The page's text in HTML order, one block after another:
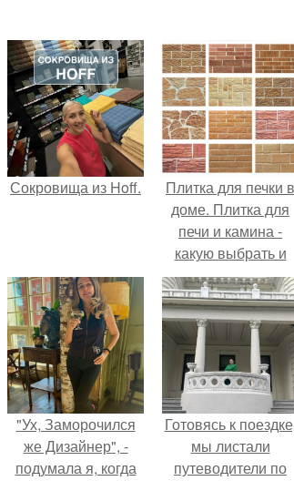
Сокровища из Hoff.
Плитка для печки в
доме. Плитка для
печи и камина -
какую выбрать и
какой лучше
обложить печь в
доме.
"Ух, Заморочился
же Дизайнер", -
подумала я, когда
Готовясь к
мы листали
путеводители по